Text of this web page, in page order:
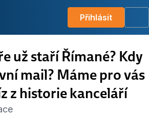
Přihlásit
už staří Římané? Kdy
mail? Máme pro vás
z historie kanceláří